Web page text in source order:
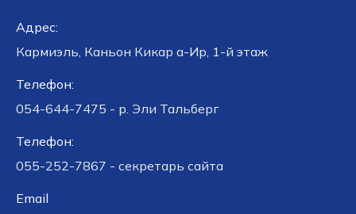
Адрес:
Кармиэль, Каньон Кикар а-Ир, 1-й этаж
Телефон:
054-644-7475 - р. Эли Тальберг
Телефон:
055-252-7867 - секретарь сайта
Email